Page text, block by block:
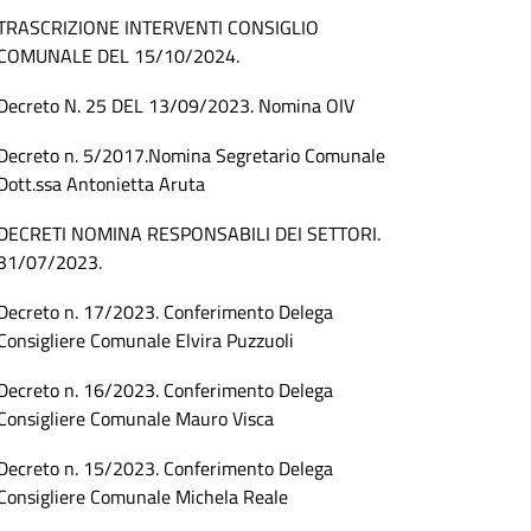
INTERVENTI CONSIGLIO
DEL 15/10/2024.
N. 25 DEL 13/09/2023. Nomina OIV
n. 5/2017.Nomina Segretario Comunale
Antonietta Aruta
NOMINA RESPONSABILI DEI SETTORI.
07/2023.
n. 17/2023. Conferimento Delega
Comunale Elvira Puzzuoli
n. 16/2023. Conferimento Delega
Comunale Mauro Visca
n. 15/2023. Conferimento Delega
Comunale Michela Reale